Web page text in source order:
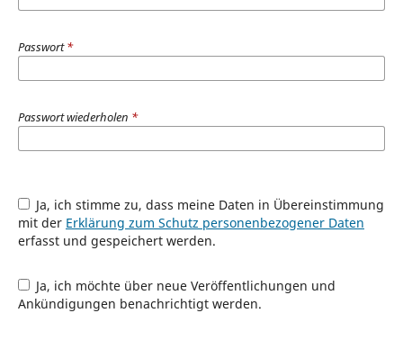
Passwort*
Passwort wiederholen *
mit der Erklärung zum Schutz personenbezogener Daten
erfasst und gespeichert werden.
Ankündigungen benachrichtigt werden.